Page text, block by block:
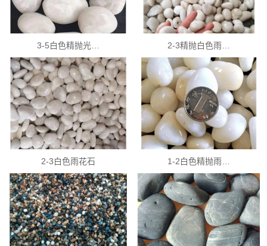
3-5白色精抛光… 2-3精抛白色雨…
2-3白色雨花石 1-2白色精抛雨…